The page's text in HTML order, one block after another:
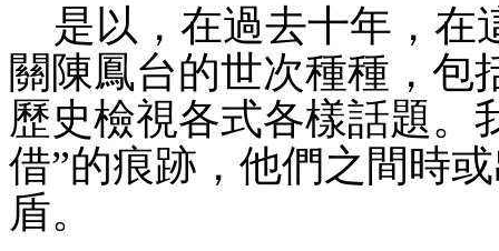
是以，在過去十年，在
關陳鳳台的世次種種，包
歷史檢視各式各樣話題。
借”的痕跡，他們之間時
盾。